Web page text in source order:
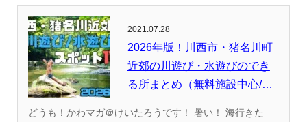
2021.07.28
2026年版！川西市・猪名川町
近郊の川遊び・水遊びのでき
る所まとめ（無料施設中心/
どうも！かわマガ＠けいたろうです！ 暑い！ 海行きた